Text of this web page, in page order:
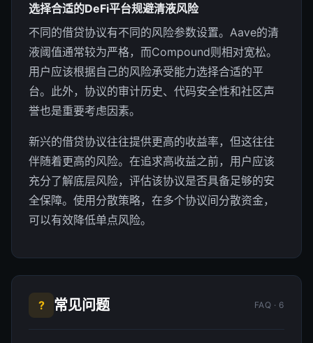
选择合适的DeFi平台规避清液风险
不同的借贷协议有不同的风险参数设置。Aave的清
液阈值通常较为严格，而Compound则相对宽松。
用户应该根据自己的风险承受能力选择合适的平
台。此外，协议的审计历史、代码安全性和社区声
誉也是重要考虑因素。
新兴的借贷协议往往提供更高的收益率，但这往往
伴随着更高的风险。在追求高收益之前，用户应该
充分了解底层风险，评估该协议是否具备足够的安
全保障。使用分散策略，在多个协议间分散资金，
可以有效降低单点风险。
? 常见问题 FAQ · 6